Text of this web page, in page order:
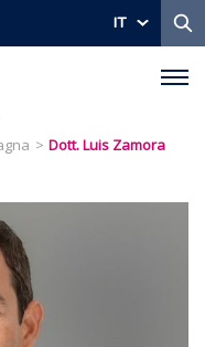
IT
Dott. Luis Zamora